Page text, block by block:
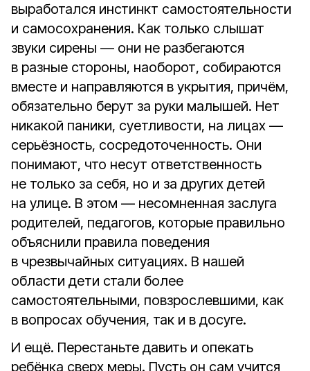
выработался инстинкт самостоятельности
и самосохранения. Как только слышат
звуки сирены — они не разбегаются
в разные стороны, наоборот, собираются
вместе и направляются в укрытия, причём,
обязательно берут за руки малышей. Нет
никакой паники, суетливости, на лицах —
серьёзность, сосредоточенность. Они
понимают, что несут ответственность
не только за себя, но и за других детей
на улице. В этом — несомненная заслуга
родителей, педагогов, которые правильно
объяснили правила поведения
в чрезвычайных ситуациях. В нашей
области дети стали более
самостоятельными, повзрослевшими, как
в вопросах обучения, так и в досуге.
И ещё. Перестаньте давить и опекать
ребёнка сверх меры. Пусть он сам учится